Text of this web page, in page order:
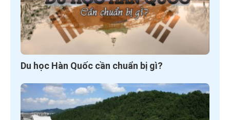
Du học Hàn Quốc cần chuẩn bị gì?